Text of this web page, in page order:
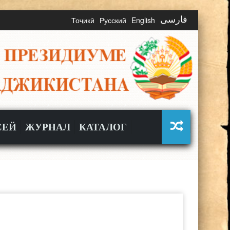
Тоҷикӣ Русский English فارسی
ЖУРНАЛ КАТАЛОГ